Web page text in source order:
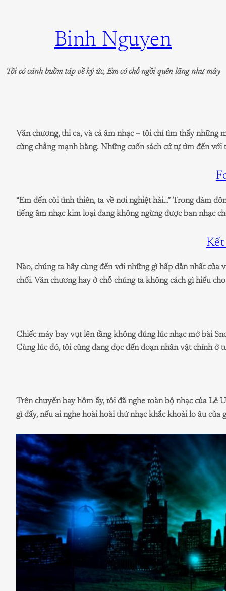
Binh Nguyen
Tôi có cánh buồm táp về ký ức, Em có chỗ ngồi quên lãng như mây
Văn chương, thi ca, và cả âm nhạc – tôi chỉ tìm thấy những
cũng chẳng mạnh bằng. Những cuốn sách cứ tự tìm đến
“Em đến cõi tình thiên, ta về nơi nghiệt hải…” Trong đám
tiếng âm nhạc kim loại đang không ngừng được ban nhạc
Nào, chúng ta hãy cùng đến với những gì hấp dẫn nhất
chối. Văn chương hay ở chỗ chúng ta không cách gì hiểu
Chiếc máy bay vụt lên tầng không đúng lúc nhạc mở bài
Cùng lúc đó, tôi cũng đang đọc đến đoạn nhân vật chính
Trên chuyến bay hôm ấy, tôi đã nghe toàn bộ nhạc của
gì đấy, nếu ai nghe hoài hoài thứ nhạc khắc khoải lo âu của